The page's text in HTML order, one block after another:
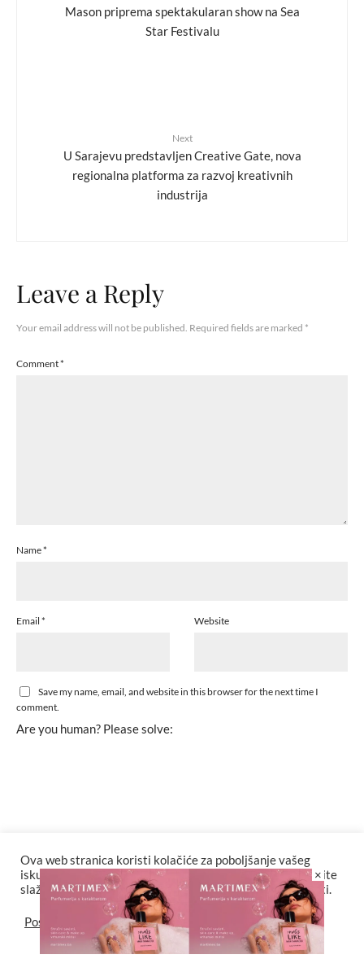
Mason priprema spektakularan show na Sea
Star Festivalu
Next
U Sarajevu predstavljen Creative Gate, nova
regionalna platforma za razvoj kreativnih
industrija
Leave a Reply
Your email address will not be published. Required fields are marked *
Comment*
Name*
Email * Website
Save my name, email, and website in this browser for the next time I
comment.
Are you human? Please solve:
Ova web stranica koristi kolačiće za poboljšanje vašeg
iskustva. Za potpunu funkcionalnost web stranice odaberite
slažem se sa postavkama kolačića i politikama privatnosti.
Postavke Slažem se
×